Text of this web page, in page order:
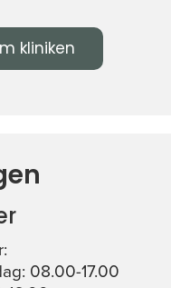
kliniken
08.00-17.00